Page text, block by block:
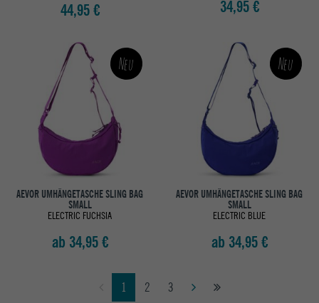
44,95 € 34,95 €
Neu
AEVOR UMHÄNGETASCHE SLING BAG
SMALL
ELECTRIC FUCHSIA
ab 34,95 €
Neu
AEVOR UMHÄNGETASCHE SLING BAG
SMALL
ELECTRIC BLUE
ab 34,95 €
1 2 3